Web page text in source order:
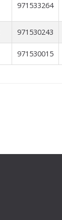
971533264
971530243
971530015